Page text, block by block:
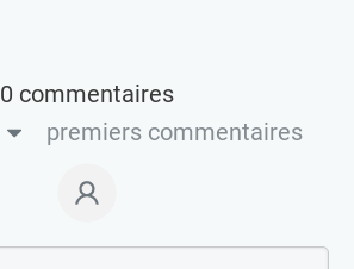
0 commentaires
premiers commentaires